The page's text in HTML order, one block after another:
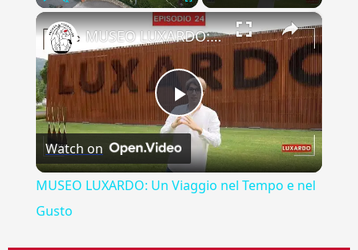
Fullscreen ×
Play
Video
MUSEO LUXARDO: Un Viaggio nel Tempo e nel Gusto
Watch on
MUSEO LUXARDO: Un Viaggio nel Tempo e nel
Gusto